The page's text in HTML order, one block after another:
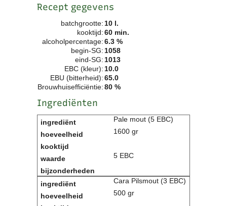
Recept gegevens
batchgrootte: 10 l.
kooktijd:60 min.
alcoholpercentage:6.3 %
begin-SG: 1058
eind-SG: 1013
EBC (kleur): 10.0
EBU (bitterheid):65.0
Brouwhuisefficiëntie:80 %
Ingrediënten
Pale mout (5 EBC)
1600 gr
5 EBC
Cara Pilsmout (3 EBC)
500 gr
- Biersommeliers
Recepten
Recepten
Zoeken
Contact
Locatie
Lid worden
Brouwcursus
Media
Artikelen
Foto's
Links